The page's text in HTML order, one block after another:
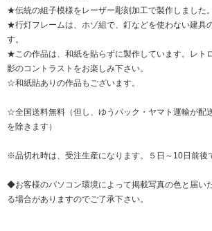
★伝統の組子模様をレーザー彫刻加工で製作しました。
★行灯フレームは、ホゾ組で、釘などを使わない建具
す。
★この作品は、和紙を貼らずに製作しています。レト
影のコントラストをお楽しみ下さい。
☆和紙貼ありの作品もございます。
☆全国送料無料（但し、ゆうパック・ヤマト運輸が配
を除きます）
※品切れ時は、受注生産になります。５日～10日前後
◆お客様のパソコン環境によって掲載写真の色と届い
る場合がありますのでご了承下さい。